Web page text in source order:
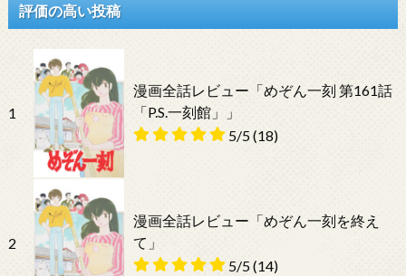
評価の高い投稿
1
漫画全話レビュー「めぞん一刻 第161話
「P.S.一刻館」」
5/5(18)
2
漫画全話レビュー「めぞん一刻を終え
て」
5/5(14)